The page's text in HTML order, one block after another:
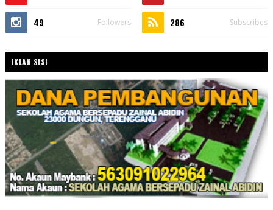
49 Followers 286 Subscribes
IKLAN SISI